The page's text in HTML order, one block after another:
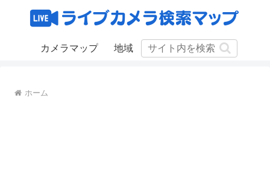
カメラマップ 地域
ホーム